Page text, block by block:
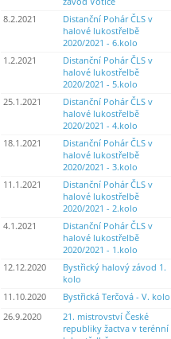
8.2.2021
Distanční Pohár ČLS v
halové lukostřelbě
2020/2021 - 6.kolo
1.2.2021
Distanční Pohár ČLS v
halové lukostřelbě
2020/2021 - 5.kolo
25.1.2021
Distanční Pohár ČLS v
halové lukostřelbě
2020/2021 - 4.kolo
18.1.2021
Distanční Pohár ČLS v
halové lukostřelbě
2020/2021 - 3.kolo
11.1.2021
Distanční Pohár ČLS v
halové lukostřelbě
2020/2021 - 2.kolo
4.1.2021
Distanční Pohár ČLS v
halové lukostřelbě
2020/2021 - 1.kolo
12.12.2020
Bystřický halový závod 1.
kolo
11.10.2020 Bystřická Terčová - V. kolo
26.9.2020
21. mistrovství České
republiky žactva v terénní